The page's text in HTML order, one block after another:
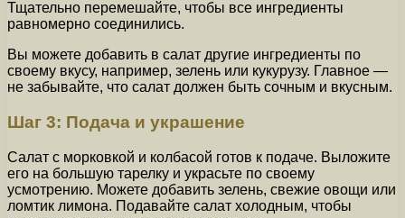
Тщательно перемешайте, чтобы все ингредиенты
равномерно соединились.
Вы можете добавить в салат другие ингредиенты по
своему вкусу, например, зелень или кукурузу. Главное —
не забывайте, что салат должен быть сочным и вкусным.
Шаг 3: Подача и украшение
Салат с морковкой и колбасой готов к подаче. Выложите
его на большую тарелку и украсьте по своему
усмотрению. Можете добавить зелень, свежие овощи или
ломтик лимона. Подавайте салат холодным, чтобы